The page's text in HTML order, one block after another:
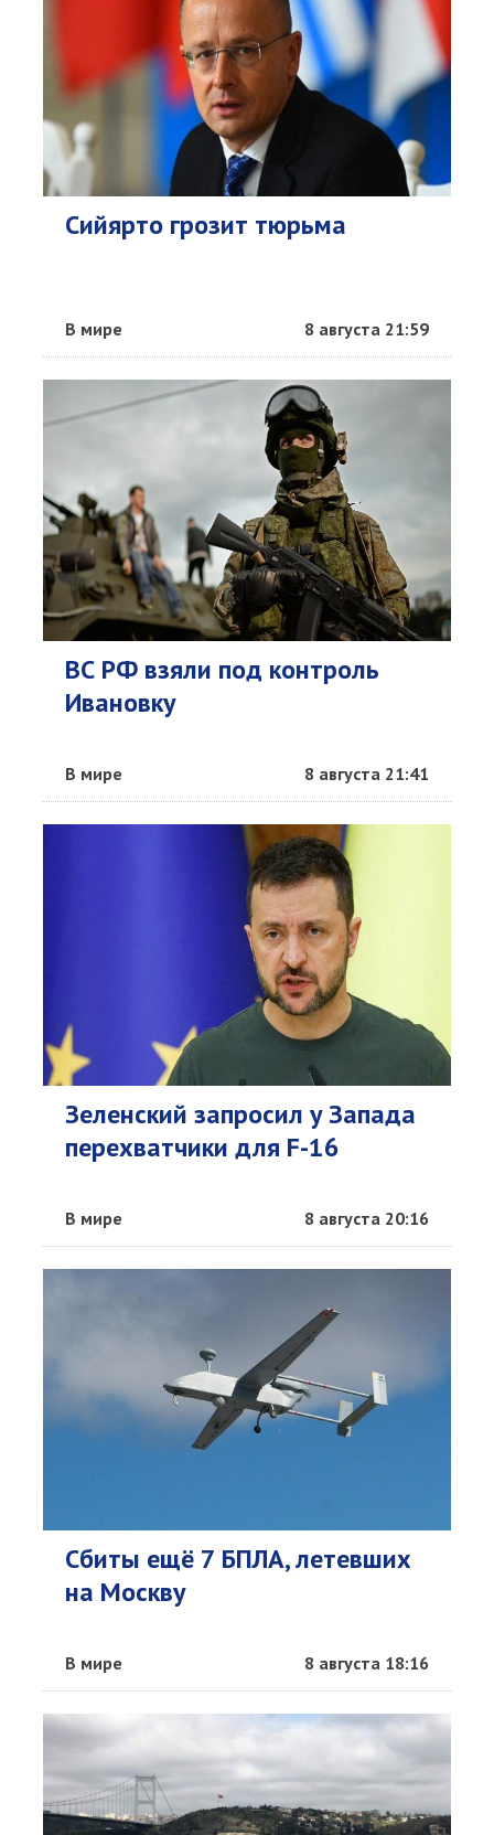
Сийярто грозит тюрьма
В мире 8 августа 21:59
ВС РФ взяли под контроль
Ивановку
В мире 8 августа 21:41
Зеленский запросил у Запада
перехватчики для F-16
В мире 8 августа 20:16
Сбиты ещё 7 БПЛА, летевших
на Москву
В мире 8 августа 18:16